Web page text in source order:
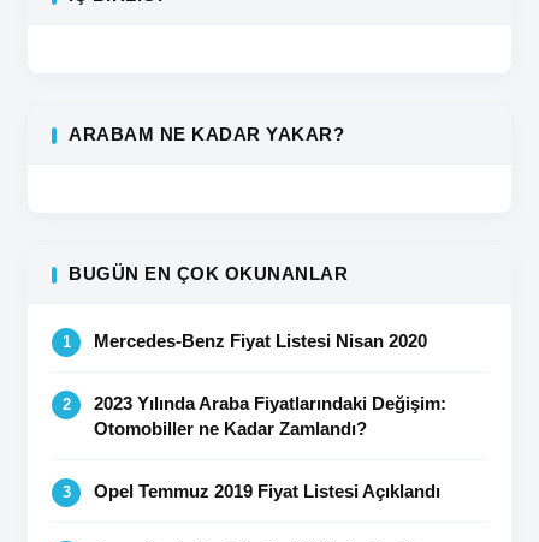
ARABAM NE KADAR YAKAR?
BUGÜN EN ÇOK OKUNANLAR
Mercedes-Benz Fiyat Listesi Nisan 2020
2023 Yılında Araba Fiyatlarındaki Değişim:
Otomobiller ne Kadar Zamlandı?
Opel Temmuz 2019 Fiyat Listesi Açıklandı